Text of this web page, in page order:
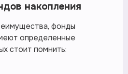
накопления
фонды
определенные
стоит помнить: